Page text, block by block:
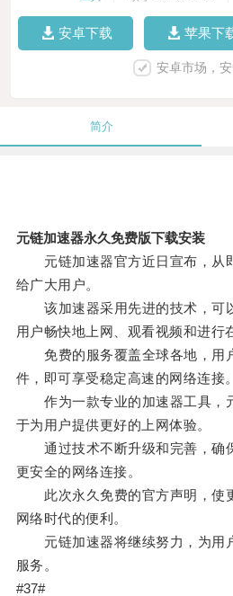
安卓下载 苹果下
安卓市场，
简介
元链加速器永久免费版下载安装
元链加速器官方近日宣布，从
给广大用户。
该加速器采用先进的技术，可
用户畅快地上网、观看视频和进行
免费的服务覆盖全球各地，用
件，即可享受稳定高速的网络连接。
作为一款专业的加速器工具，
于为用户提供更好的上网体验。
通过技术不断升级和完善，确保
更安全的网络连接。
此次永久免费的官方声明，使
网络时代的便利。
元链加速器将继续努力，为用
服务。
#37#